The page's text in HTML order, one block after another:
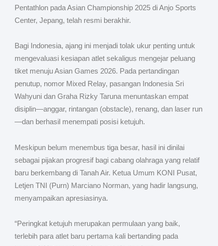
Pentathlon pada Asian Championship 2025 di Anjo Sports
Center, Jepang, telah resmi berakhir.
Bagi Indonesia, ajang ini menjadi tolak ukur penting untuk
mengevaluasi kesiapan atlet sekaligus mengejar peluang
tiket menuju Asian Games 2026. Pada pertandingan
penutup, nomor Mixed Relay, pasangan Indonesia Sri
Wahyuni dan Graha Rizky Taruna menuntaskan empat
disiplin—anggar, rintangan (obstacle), renang, dan laser run
—dan berhasil menempati posisi ketujuh.
Meskipun belum menembus tiga besar, hasil ini dinilai
sebagai pijakan progresif bagi cabang olahraga yang relatif
baru berkembang di Tanah Air. Ketua Umum KONI Pusat,
Letjen TNI (Purn) Marciano Norman, yang hadir langsung,
menyampaikan apresiasinya.
“Peringkat ketujuh merupakan permulaan yang baik,
terlebih para atlet baru pertama kali bertanding pada